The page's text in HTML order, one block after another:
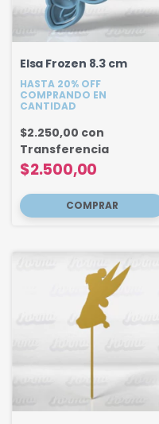
Elsa Frozen 8.3 cm
HASTA 20% OFF
COMPRANDO EN
CANTIDAD
$2.500,00
$2.250,00 con
Transferencia